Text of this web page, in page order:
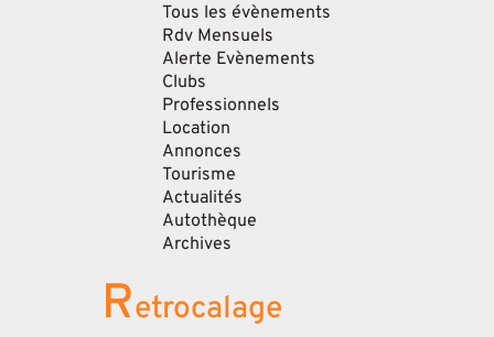
Tous les évènements
Rdv Mensuels
Alerte Evènements
Clubs
Professionnels
Location
Annonces
Tourisme
Actualités
Autothèque
Archives
Retrocalage